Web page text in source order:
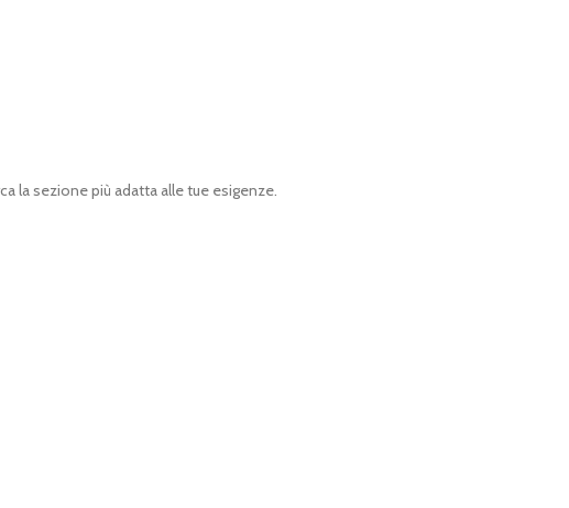
la sezione più adatta alle tue esigenze.